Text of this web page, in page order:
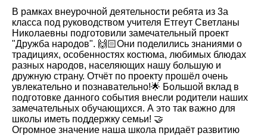
В рамках внеурочной деятельности ребята из 3а
класса под руководством учителя Етгеут Светланы
Николаевны подготовили замечательный проект
"Дружба народов". 🙌🏻Они поделились знаниями о
традициях, особенностях костюма, любимых блюдах
разных народов, населяющих нашу большую и
дружную страну. Отчёт по проекту прошёл очень
увлекательно и познавательно!🌟 Большой вклад в
подготовке данного события внесли родители наших
замечательных обучающихся. А это так важно для
школы иметь поддержку семьи! 🤝
Огромное значение наша школа придаёт развитию